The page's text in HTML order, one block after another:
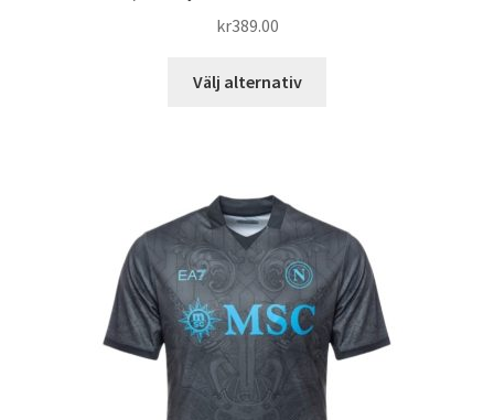
kr389.00
Välj alternativ
De
olika
alternativen
kan
väljas
på
produktsidan